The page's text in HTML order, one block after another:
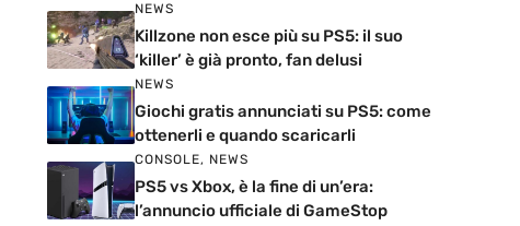
NEWS
Killzone non esce più su PS5: il suo
‘killer’ è già pronto, fan delusi
NEWS
Giochi gratis annunciati su PS5: come
ottenerli e quando scaricarli
CONSOLE, NEWS
PS5 vs Xbox, è la fine di un’era:
l’annuncio ufficiale di GameStop